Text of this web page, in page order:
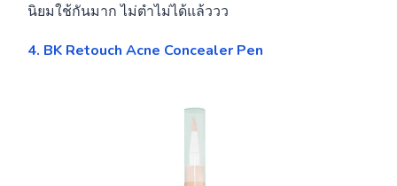
นิยมใช้กันมาก ไม่ตำไม่ได้แล้ววว
4. BK Retouch Acne Concealer Pen